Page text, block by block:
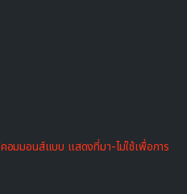
มมอนส์แบบ แสดงที่มา-ไม่ใช้เพื่อการ